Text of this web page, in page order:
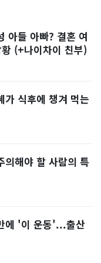
아들 아빠? 결혼 여
(+나이차이 친부)
가 식후에 챙겨 먹는
의해야 할 사람의 특
에 '이 운동'...출산